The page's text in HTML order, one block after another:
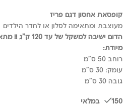
היה:
₪139.90.
הוא:
₪79.90.
קופסאת אחסון דגם פריז
מעוצבת ומתאימה לסלון או לחדר הילדים
הדום ישיבה למשקל של עד 120 ק"ג !! מתאים למבוגר +ילד!!
מיודת:
רוחב 50 ס"מ
עומק: 30 ס"מ
גובה 30 ס"מ
150 במלאי